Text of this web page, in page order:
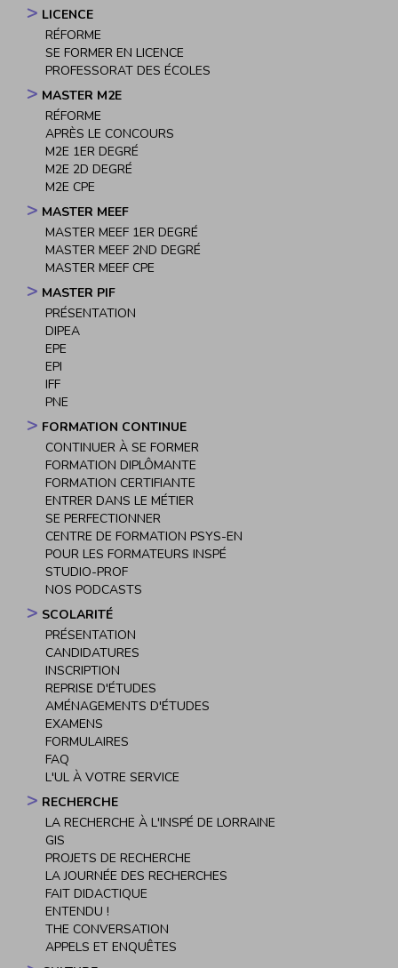
LICENCE
RÉFORME
SE FORMER EN LICENCE
PROFESSORAT DES ÉCOLES
MASTER M2E
RÉFORME
APRÈS LE CONCOURS
M2E 1ER DEGRÉ
M2E 2D DEGRÉ
M2E CPE
MASTER MEEF
MASTER MEEF 1ER DEGRÉ
MASTER MEEF 2ND DEGRÉ
MASTER MEEF CPE
MASTER PIF
PRÉSENTATION
DIPEA
EPE
EPI
IFF
PNE
FORMATION CONTINUE
CONTINUER À SE FORMER
FORMATION DIPLÔMANTE
FORMATION CERTIFIANTE
ENTRER DANS LE MÉTIER
SE PERFECTIONNER
CENTRE DE FORMATION PSYS-EN
POUR LES FORMATEURS INSPÉ
STUDIO-PROF
NOS PODCASTS
SCOLARITÉ
PRÉSENTATION
CANDIDATURES
INSCRIPTION
REPRISE D'ÉTUDES
AMÉNAGEMENTS D'ÉTUDES
EXAMENS
FORMULAIRES
FAQ
L'UL À VOTRE SERVICE
RECHERCHE
LA RECHERCHE À L'INSPÉ DE LORRAINE
GIS
PROJETS DE RECHERCHE
LA JOURNÉE DES RECHERCHES
FAIT DIDACTIQUE
ENTENDU !
THE CONVERSATION
APPELS ET ENQUÊTES